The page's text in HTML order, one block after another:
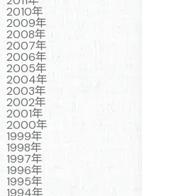
2010年
2009年
2008年
2007年
2006年
2005年
2004年
2003年
2002年
2001年
2000年
1999年
1998年
1997年
1996年
1995年
1994年